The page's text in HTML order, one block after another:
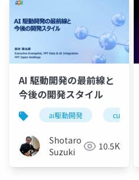
AI 駆動開発の最前線と
今後の開発スタイル
ai駆動開発 cursor
Shotaro
Suzuki
10.5K